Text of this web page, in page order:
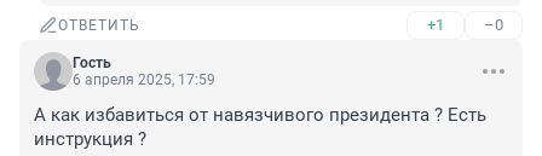
ОТВЕТИТЬ +1 –0
Гость
6 апреля 2025, 17:59
А как избавиться от навязчивого президента ? Есть
инструкция ?